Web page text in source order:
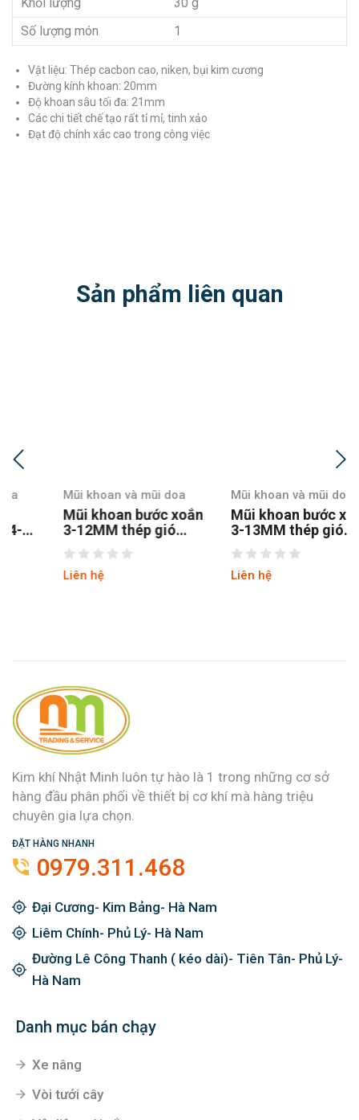
Số lượng món
1
Vật liệu: Thép cacbon cao, niken, bụi kim cương
Đường kính khoan: 20mm
Độ khoan sâu tối đa: 21mm
Các chi tiết chế tạo rất tỉ mỉ, tinh xảo
Đạt độ chính xác cao trong công việc
Sản phẩm liên quan
Mũi khoan và mũi doa
Mũi khoan bước xoắn
3-12MM thép gió
M35 coban chuôi lục
Liên hệ
Mũi khoan và mũi doa
Mũi khoan bước xoắn
3-13MM thép gió
M35 coban chuôi lục
Liên hệ
Kim khí Nhật Minh luôn tự hào là 1 trong những cơ sở
hàng đầu phân phối về thiết bị cơ khí mà hàng triệu
chuyên gia lựa chọn.
ĐẶT HÀNG NHANH
0979.311.468
Đại Cương- Kim Bảng- Hà Nam
Liêm Chính- Phủ Lý- Hà Nam
Đường Lê Công Thanh ( kéo dài)- Tiên Tân- Phủ Lý-
Hà Nam
Danh mục bán chạy
Xe nâng
Vòi tưới cây